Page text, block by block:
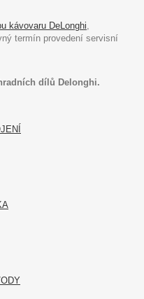
kávovaru DeLonghi,
termín provedení servisní
dílů Delonghi.